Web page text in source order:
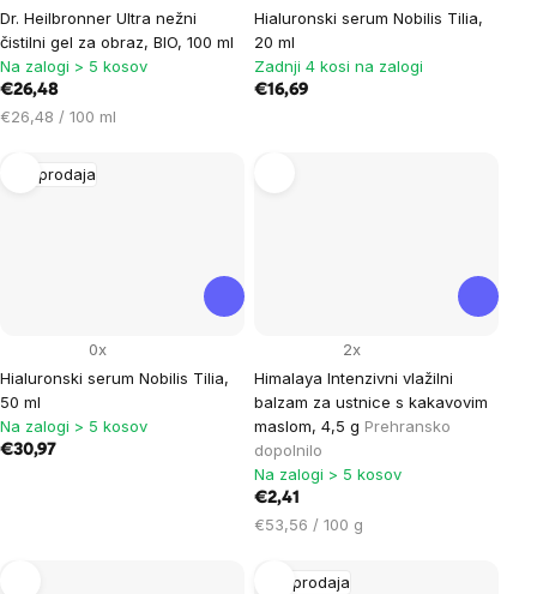
Dr. Heilbronner Ultra nežni
čistilni gel za obraz, BIO, 100 ml
Na zalogi > 5 kosov
€26,48
Cena
enoto:
€26,48 / 100 ml
Hialuronski serum Nobilis Tilia,
20 ml
Zadnji 4 kosi na zalogi
€16,69
Razprodaja
Hialuronski serum Nobilis Tilia,
50 ml
0x
Na zalogi > 5 kosov
€30,97
Himalaya Intenzivni vlažilni
balzam za ustnice s kakavovim
maslom, 4,5 g Prehransko
dopolnilo
2x
Na zalogi > 5 kosov
€2,41
Cena
enoto:
€53,56 / 100 g
Razprodaja